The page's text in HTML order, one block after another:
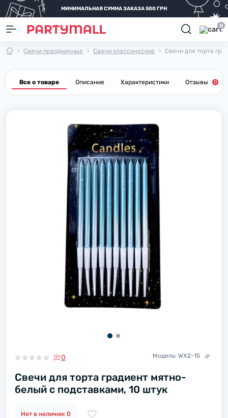
МИНИМАЛЬНАЯ СУММА ЗАКАЗА 500 ГРН
0
Свечи праздничные Свечи классические Свечи для торта
Все о товаре Описание Характеристики Отзывы 0
0 Модель: WX2-15
Свечи для торта градиент мятно-
белый с подставками, 10 штук
Нет в наличии: 0